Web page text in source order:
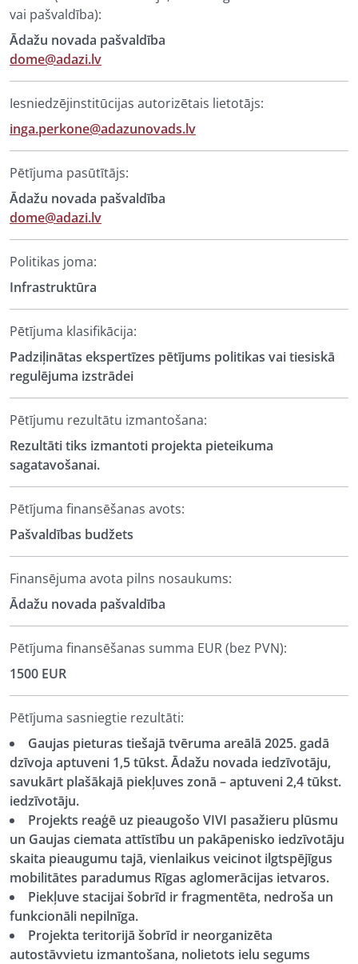
vai pašvaldība):
Ādažu novada pašvaldība
dome@adazi.lv
Iesniedzējinstitūcijas autorizētais lietotājs:
inga.perkone@adazunovads.lv
Pētījuma pasūtītājs:
Ādažu novada pašvaldība
dome@adazi.lv
Politikas joma:
Infrastruktūra
Pētījuma klasifikācija:
Padziļinātas ekspertīzes pētījums politikas vai tiesiskā
regulējuma izstrādei
Pētījumu rezultātu izmantošana:
Rezultāti tiks izmantoti projekta pieteikuma
sagatavošanai.
Pētījuma finansēšanas avots:
Pašvaldības budžets
Finansējuma avota pilns nosaukums:
Ādažu novada pašvaldība
Pētījuma finansēšanas summa EUR (bez PVN):
1500 EUR
Pētījuma sasniegtie rezultāti:
Gaujas pieturas tiešajā tvēruma areālā 2025. gadā
dzīvoja aptuveni 1,5 tūkst. Ādažu novada iedzīvotāju,
savukārt plašākajā piekļuves zonā – aptuveni 2,4 tūkst.
iedzīvotāju.
Projekts reaģē uz pieaugošo VIVI pasažieru plūsmu
un Gaujas ciemata attīstību un pakāpenisko iedzīvotāju
skaita pieaugumu tajā, vienlaikus veicinot ilgtspējīgus
mobilitātes paradumus Rīgas aglomerācijas ietvaros.
Piekļuve stacijai šobrīd ir fragmentēta, nedroša un
funkcionāli nepilnīga.
Projekta teritorijā šobrīd ir neorganizēta
autostāvvietu izmantošana, nolietots ielu segums